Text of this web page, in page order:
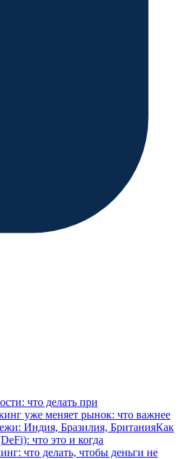
что делать при
уже меняет рынок: что важнее
Индия, Бразилия, БританияКак
что это и когда
что делать, чтобы деньги не